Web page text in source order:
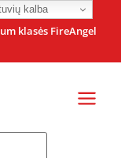
klasės FireAngel
kalba